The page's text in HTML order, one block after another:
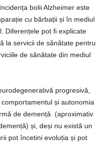
bolii Alzheimer este
cu bărbații și în mediul
Diferențele pot fi explicate
la servicii de sănătate pentru
de sănătate din mediul
progresivă,
și autonomia
de demență (aproximativ
și, deși nu există un
pot încetini evoluția și pot